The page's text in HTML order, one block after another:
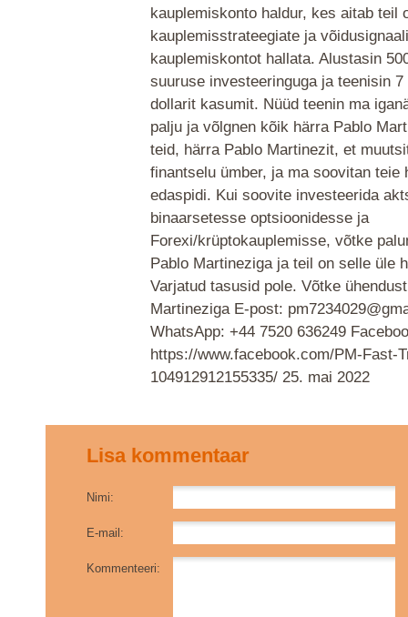
kauplemiskonto haldur, kes aitab teil
kauplemisstrateegiate ja
kauplemiskontot hallata. Alustasin
suuruse investeeringuga ja teenisin 7
dollarit kasumit. Nüüd teenin ma
palju ja võlgnen kõik härra Pablo
teid, härra Pablo Martinezit, et
finantselu ümber, ja ma soovitan teie
edaspidi. Kui soovite investeerida
binaarsetesse optsioonidesse ja
Forexi/krüptokauplemisse, võtke
Pablo Martineziga ja teil on selle üle
Varjatud tasusid pole. Võtke
Martineziga E-post:
WhatsApp: +44 7520 636249
https://www.facebook.com/PM-Fast-
104912912155335/ 25. mai 2022
Lisa kommentaar
Nimi:
E-mail:
Kommenteeri: